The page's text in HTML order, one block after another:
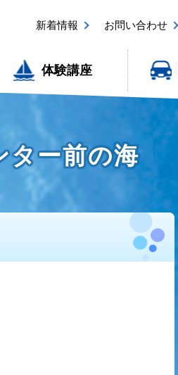
新着情報 お問い合わせ
体験講座
ター前の海